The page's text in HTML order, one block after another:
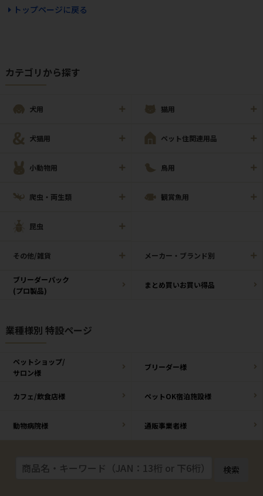
トップページに戻る
カテゴリから探す
犬用 猫用
犬猫用 ペット住関連用品
小動物用 鳥用
爬虫・両生類 観賞魚用
昆虫
その他/雑貨 メーカー・ブランド別
ブリーダーパック
(プロ製品)
まとめ買いお買い得品
業種様別 特設ページ
ペットショップ/
サロン様
ブリーダー様
カフェ/飲食店様 ペットOK宿泊施設様
動物病院様 通販事業者様
検索